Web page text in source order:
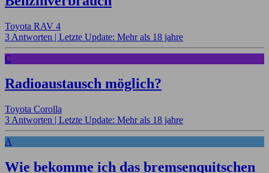
Toyota RAV 4
3 Antworten | Letzte Update: Mehr als 18 jahre
C
Radioaustausch möglich?
Toyota Corolla
3 Antworten | Letzte Update: Mehr als 18 jahre
A
Wie bekomme ich das bremsenquitschen